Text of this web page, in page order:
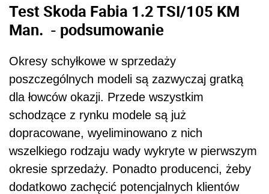
Test Skoda Fabia 1.2 TSI/105 KM
Man. - podsumowanie
Okresy schyłkowe w sprzedaży
poszczególnych modeli są zazwyczaj gratką
dla łowców okazji. Przede wszystkim
schodzące z rynku modele są już
dopracowane, wyeliminowano z nich
wszelkiego rodzaju wady wykryte w pierwszym
okresie sprzedaży. Ponadto producenci, żeby
dodatkowo zachęcić potencjalnych klientów